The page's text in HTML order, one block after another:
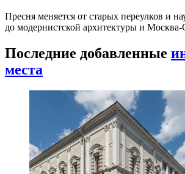
Пресня меняется от старых переулков и
до модернистской архитектуры и
Последние добавленные
места